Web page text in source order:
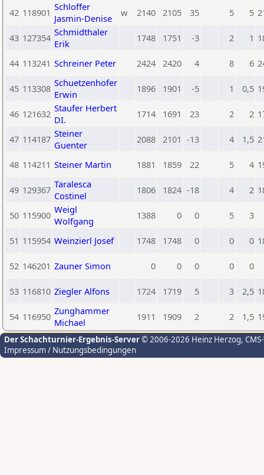
42 118901 Schloffer
Jasmin-Denise
w 2140 2105 35 5 5
43 127354 Schmidthaler
Erik
1748 1751 -3 2 1
44 113241 Schreiner Peter 2424 2420 4 8 6
45 113308 Schuetzenhofer
Erwin
1896 1901 -5 1 0,5
46 121632 Staufer Herbert
DI.
1714 1691 23 2 2
47 114187 Steiner
Guenter
2088 2101 -13 4 1,5
48 114211 Steiner Martin 1881 1859 22 5 4
49 129367 Taralesca
Costinel
1806 1824 -18 4 2
50 115900 Weigl
Wolfgang
1388 0 0 5 3
51 115954 Weinzierl Josef 1748 1748 0 0 0
52 146201 Zauner Simon 0 0 0 0 0
53 116810 Ziegler Alfons 1724 1719 5 3 2,5
54 116950 Zunghammer
Michael
1911 1909 2 2 1,5
Der Schachturnier-Ergebnis-Server© 2006-2026 Heinz Herzog,
Impressum / Nutzungsbedingungen